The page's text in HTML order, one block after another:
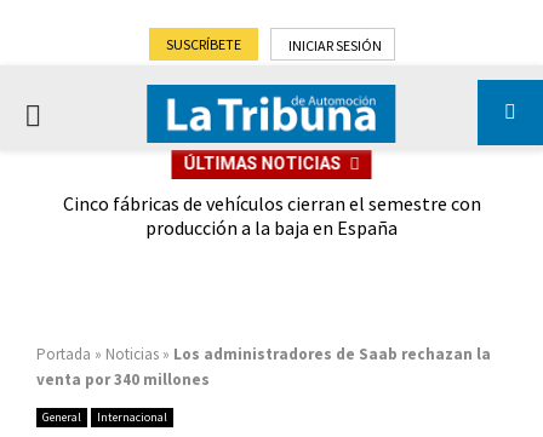
SUSCRÍBETE INICIAR SESIÓN
PRIMARY
ÚLTIMAS NOTICIAS
Cinco fábricas de vehículos cierran el semestre con
producción a la baja en España
Portada » Noticias » Los administradores de Saab rechazan la
venta por 340 millones
General Internacional